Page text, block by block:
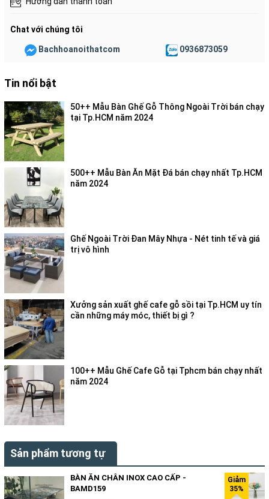
Chat với chúng tôi
Bachhoanoithatcom 0936873059
Tin nổi bật
50++ Mẫu Bàn Ghế Gỗ Thông Ngoài Trời bán chạy
tại Tp.HCM năm 2024
500++ Mẫu Bàn Ăn Mặt Đá bán chạy nhất Tp.HCM
năm 2024
Ghế Ngoài Trời Đan Mây Nhựa - Nét tinh tế và giá
trị vô hình
Xưởng sản xuất ghế cafe gỗ sồi tại Tp.HCM uy tín
cần những máy móc, thiết bị gì ?
100++ Mẫu Ghế Cafe Gỗ tại Tphcm bán chạy nhất
năm 2024
Sản phẩm tương tự
BÀN ĂN CHÂN INOX CAO CẤP -
BAMD159